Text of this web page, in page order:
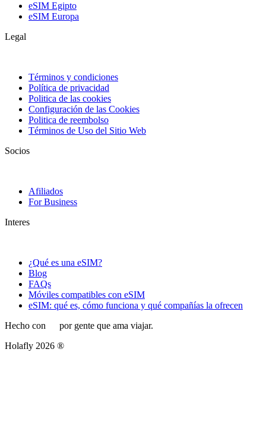
eSIM Egipto
eSIM Europa
Legal
Términos y condiciones
Política de privacidad
Politica de las cookies
Configuración de las Cookies
Politica de reembolso
Términos de Uso del Sitio Web
Socios
Afiliados
For Business
Interes
¿Qué es una eSIM?
Blog
FAQs
Móviles compatibles con eSIM
eSIM: qué es, cómo funciona y qué compañías la ofrecen
Hecho con
por gente que ama viajar.
Holafly 2026 ®